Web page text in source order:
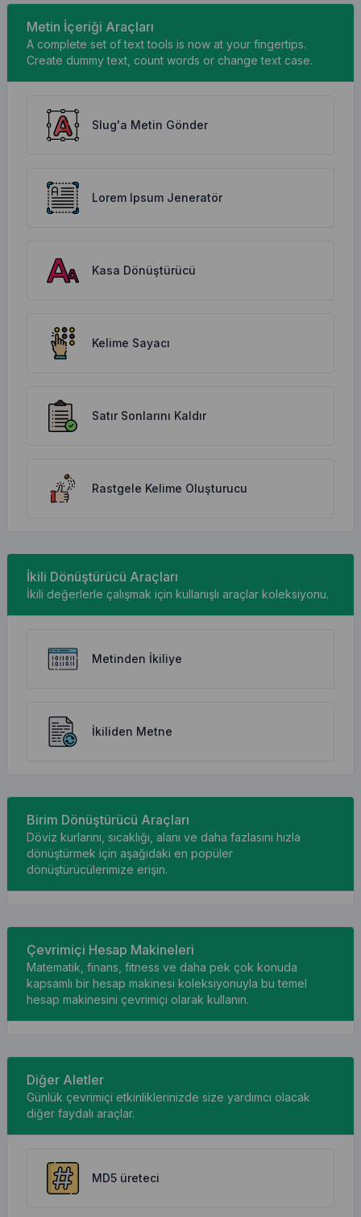
Metin İçeriği Araçları
A complete set of text tools is now at your fingertips.
Create dummy text, count words or change text case.
Slug'a Metin Gönder
Lorem Ipsum Jeneratör
Kasa Dönüştürücü
Kelime Sayacı
Satır Sonlarını Kaldır
Rastgele Kelime Oluşturucu
İkili Dönüştürücü Araçları
İkili değerlerle çalışmak için kullanışlı araçlar koleksiyonu.
Metinden İkiliye
İkiliden Metne
Birim Dönüştürücü Araçları
Döviz kurlarını, sıcaklığı, alanı ve daha fazlasını hızla
dönüştürmek için aşağıdaki en popüler
dönüştürücülerimize erişin.
Çevrimiçi Hesap Makineleri
Matematik, finans, fitness ve daha pek çok konuda
kapsamlı bir hesap makinesi koleksiyonuyla bu temel
hesap makinesini çevrimiçi olarak kullanın.
Diğer Aletler
Günlük çevrimiçi etkinliklerinizde size yardımcı olacak
diğer faydalı araçlar.
MD5 üreteci